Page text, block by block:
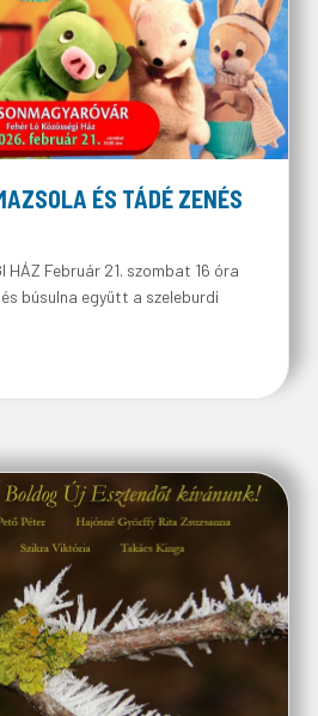
ÉS TÁDÉ ZENÉS
HÁZ Február 21. szombat 16 óra
búsulna együtt a szeleburdi